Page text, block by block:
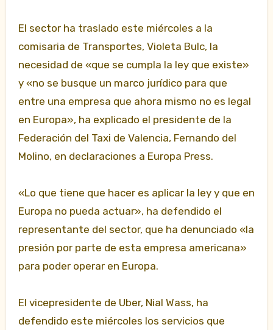
El sector ha traslado este miércoles a la
comisaria de Transportes, Violeta Bulc, la
necesidad de «que se cumpla la ley que existe»
y «no se busque un marco jurídico para que
entre una empresa que ahora mismo no es legal
en Europa», ha explicado el presidente de la
Federación del Taxi de Valencia, Fernando del
Molino, en declaraciones a Europa Press.
«Lo que tiene que hacer es aplicar la ley y que en
Europa no pueda actuar», ha defendido el
representante del sector, que ha denunciado «la
presión por parte de esta empresa americana»
para poder operar en Europa.
El vicepresidente de Uber, Nial Wass, ha
defendido este miércoles los servicios que